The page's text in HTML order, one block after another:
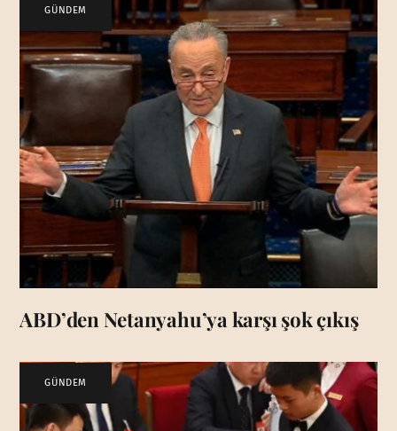
GÜNDEM
ABD’den Netanyahu’ya karşı şok çıkış
GÜNDEM